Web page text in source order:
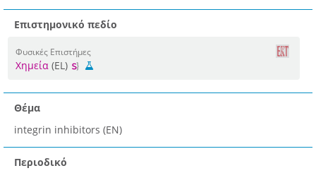
Επιστημονικό πεδίο
Φυσικές Επιστήμες
Χημεία (EL)
Θέμα
integrin inhibitors (EN)
Περιοδικό